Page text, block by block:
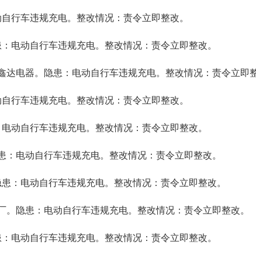
车违规充电。整改情况：责令立即整改。
动自行车违规充电。整改情况：责令立即整改。
电器。隐患：电动自行车违规充电。整改情况：责令立即
车违规充电。整改情况：责令立即整改。
自行车违规充电。整改情况：责令立即整改。
电动自行车违规充电。整改情况：责令立即整改。
电动自行车违规充电。整改情况：责令立即整改。
隐患：电动自行车违规充电。整改情况：责令立即整改。
动自行车违规充电。整改情况：责令立即整改。